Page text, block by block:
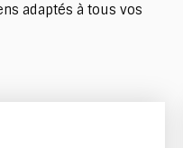
adaptés à tous vos